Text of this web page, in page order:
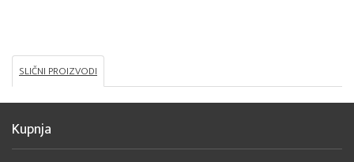
SLIČNI PROIZVODI
Kupnja